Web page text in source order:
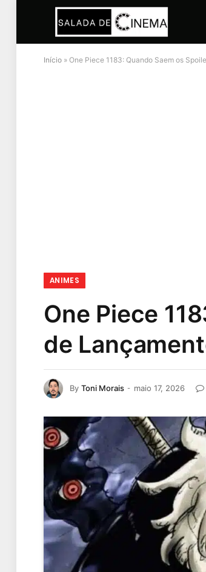
Início » One Piece 1183: Quando Saem os
ANIMES
One Piece
de
By Toni Morais maio 17, 2026